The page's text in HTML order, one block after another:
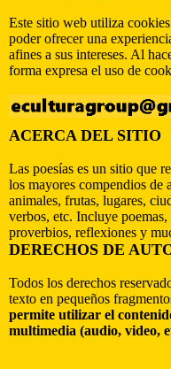
Este sitio web utiliza
poder ofrecer una
afines a sus intereses. Al
forma expresa el uso de
ACERCA DEL SITIO
Las poesías es un sitio que
los mayores compendios de
animales, frutas, lugares,
verbos, etc. Incluye
proverbios, reflexiones y
DERECHOS DE
Todos los derechos
texto en pequeños
permite utilizar el
multimedia (audio, video,